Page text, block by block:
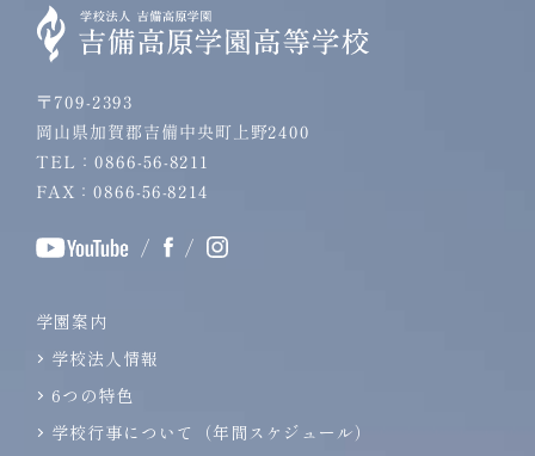
〒709-2393
岡山県加賀郡吉備中央町上野2400
TEL：0866-56-8211
FAX：0866-56-8214
/ /
学園案内
学校法人情報
6つの特色
学校行事について（年間スケジュール）